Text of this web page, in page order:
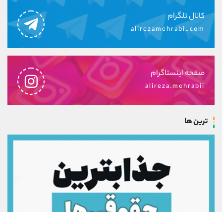
کانال تلگرام
alirezamehrabi_com
صفحه اینستاگرام
alireza.mehrabii
ترین ها